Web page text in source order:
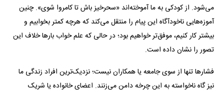
می‌شود. از کودکی به ما آموخته‌اند «سحرخیز باش تا کامروا شوی». چنین
آموزه‌هایی ناخودآگاه این پیام را منتقل می‌کند که هرچه کمتر بخوابیم و
بیشتر کار کنیم، موفق‌تر خواهیم بود؛ در حالی که علم خواب بارها خلاف این
تصور را نشان داده است.
فشارها تنها از سوی جامعه یا همکاران نیست؛ نزدیک‌ترین افراد زندگی ما
نیز گاه ناخواسته به این چرخه دامن می‌زنند. اعضای خانواده یا شریک